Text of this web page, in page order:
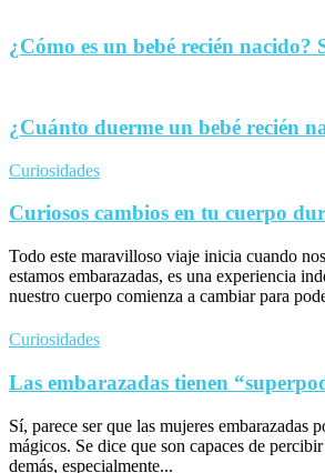
¿Cómo es un bebé recién nacido?
¿Cuánto duerme un bebé recién
Curiosidades
Curiosos cambios en tu cuerpo
Todo este maravilloso viaje inicia cuando
estamos embarazadas, es una experiencia
nuestro cuerpo comienza a cambiar para
Curiosidades
Las embarazadas tienen
Sí, parece ser que las mujeres embarazadas
mágicos. Se dice que son capaces de
demás, especialmente...